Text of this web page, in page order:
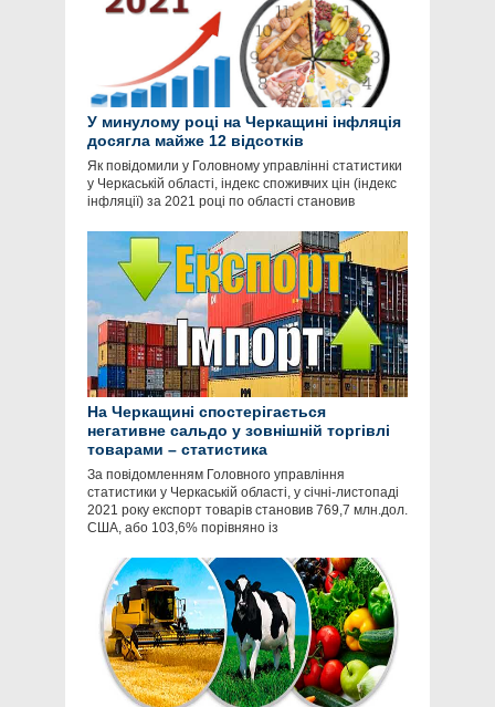
У минулому році на Черкащині інфляція
досягла майже 12 відсотків
Як повідомили у Головному управлінні статистики
у Черкаській області, індекс споживчих цін (індекс
інфляції) за 2021 році по області становив
На Черкащині спостерігається
негативне сальдо у зовнішній торгівлі
товарами – статистика
За повідомленням Головного управління
статистики у Черкаській області, у січні-листопаді
2021 року експорт товарів становив 769,7 млн.дол.
США, або 103,6% порівняно із